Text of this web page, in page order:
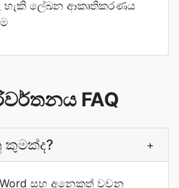
හැකි ලේඛන ආකෘතිකරණය
FAQ
කුමක්ද? +
Word සහ අනෙකුත් වචන